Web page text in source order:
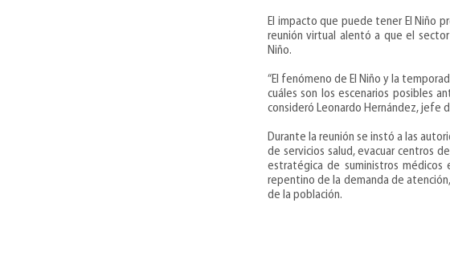
El impacto que puede tener El Niño
reunión virtual alentó a que el
Niño.
“El fenómeno de El Niño y la
cuáles son los escenarios posibles
consideró Leonardo Hernández, jefe
Durante la reunión se instó a las
de servicios salud, evacuar centros
estratégica de suministros médicos
repentino de la demanda de
de la población.